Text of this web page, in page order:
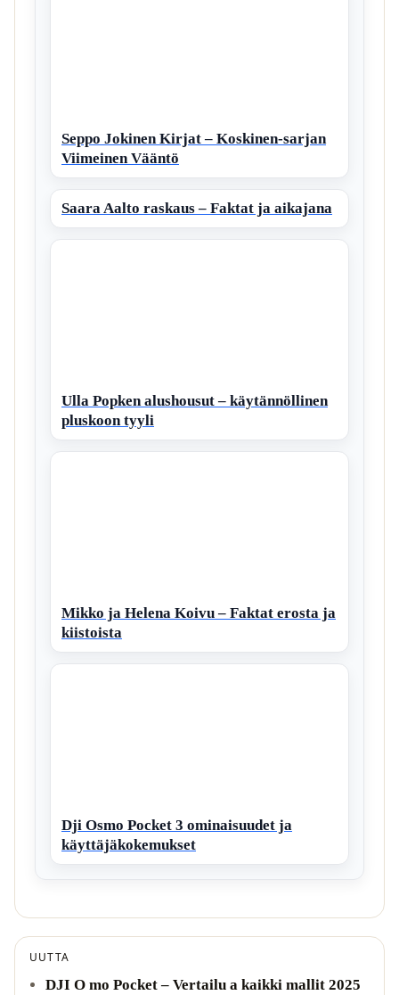
Seppo Jokinen Kirjat – Koskinen-sarjan
Viimeinen Vääntö
Saara Aalto raskaus – Faktat ja aikajana
Ulla Popken alushousut – käytännöllinen
pluskoon tyyli
Mikko ja Helena Koivu – Faktat erosta ja
kiistoista
Dji Osmo Pocket 3 ominaisuudet ja
käyttäjäkokemukset
UUTTA
DJI O mo Pocket – Vertailu a kaikki mallit 2025